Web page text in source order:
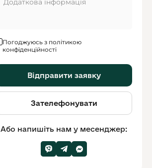
Погоджуюсь з політикою
конфіденційності
Відправити заявку
Зателефонувати
Або напишіть нам у месенджер: